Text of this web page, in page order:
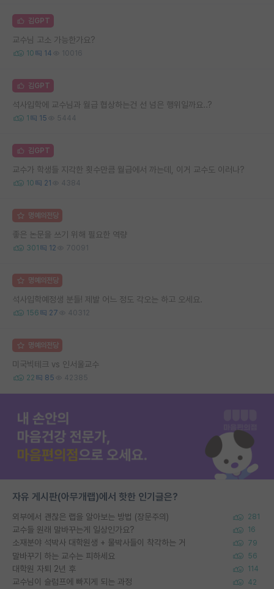
김GPT
교수님 고소 가능한가요?
10 14 10016
김GPT
석사입학에 교수님과 월급 협상하는건 선 넘은 행위일까요..?
1 15 5444
김GPT
교수가 학생들 지각한 횟수만큼 월급에서 까는데, 이거 교수도 이러나?
10 21 4384
명예의전당
좋은 논문을 쓰기 위해 필요한 역량
301 12 70091
명예의전당
석사입학예정생 분들! 제발 어느 정도 각오는 하고 오세요.
156 27 40312
명예의전당
미국빅테크 vs 인서울교수
22 85 42385
자유 게시판(아무개랩)에서 핫한 인기글은?
외부에서 괜찮은 랩을 알아보는 방법 (장문주의) 281
교수들 원래 말바꾸는게 일상인가요? 16
소재분야 석박사 대학원생 + 물박사들이 착각하는 거 79
말바꾸기 하는 교수는 피하세요 56
대학원 자퇴 2년 후 114
교수님이 슬럼프에 빠지게 되는 과정 42